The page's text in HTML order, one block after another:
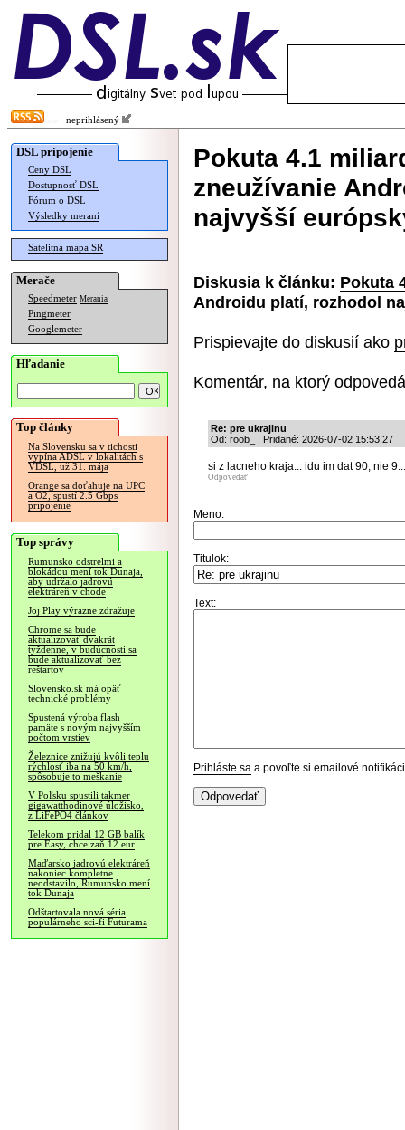
neprihlásený
DSL pripojenie
Ceny DSL
Dostupnosť DSL
Fórum o DSL
Výsledky meraní
Satelitná mapa SR
Merače
Speedmeter Merania
Pingmeter
Googlemeter
Hľadanie
Top články
Na Slovensku sa v tichosti
vypína ADSL v lokalitách s
VDSL, už 31. mája
Orange sa doťahuje na UPC
a O2, spustí 2.5 Gbps
pripojenie
Top správy
Rumunsko odstrelmi a
blokádou mení tok Dunaja,
aby udržalo jadrovú
elektráreň v chode
Joj Play výrazne zdražuje
Chrome sa bude
aktualizovať dvakrát
týždenne, v budúcnosti sa
bude aktualizovať bez
reštartov
Slovensko.sk má opäť
technické problémy
Spustená výroba flash
pamäte s novým najvyšším
počtom vrstiev
Železnice znižujú kvôli teplu
rýchlosť iba na 50 km/h,
spôsobuje to meškanie
V Poľsku spustili takmer
gigawatthodinové úložisko,
z LiFePO4 článkov
Telekom pridal 12 GB balík
pre Easy, chce zaň 12 eur
Maďarsko jadrovú elektráreň
nakoniec kompletne
neodstavilo, Rumunsko mení
tok Dunaja
Odštartovala nová séria
populárneho sci-fi Futurama
Pokuta 4.1
zneužívanie
najvyšší
Diskusia k článku: Pokuta
Androidu platí, rozhodol
Prispievajte do diskusií ako
Komentár, na ktorý
Re: pre ukrajinu
Od: roob_ | Pridané: 2026-07-02 15:53:27
si z lacneho kraja... idu im dat 90, nie 9...
Odpovedať
Meno:
Titulok:
Text:
Prihláste sa a povoľte si emailové